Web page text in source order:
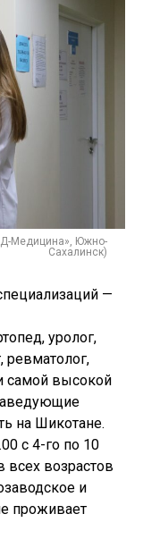
Медицина», Южно-
Сахалинск)
—
уролог,
ревматолог,
самой высокой
на Шикотане.
с 4-го по 10
всех возрастов
и
проживает